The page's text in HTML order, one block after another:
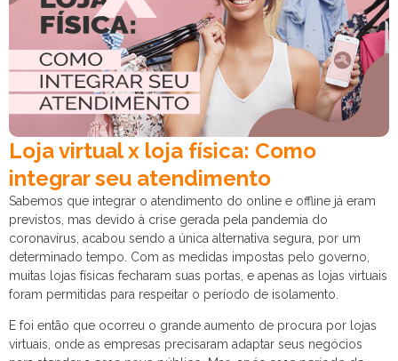
Loja virtual x loja física: Como
integrar seu atendimento
Sabemos que integrar o atendimento do online e offline já eram
previstos, mas devido à crise gerada pela pandemia do
coronavírus, acabou sendo a única alternativa segura, por um
determinado tempo. Com as medidas impostas pelo governo,
muitas lojas físicas fecharam suas portas, e apenas as lojas virtuais
foram permitidas para respeitar o período de isolamento.
E foi então que ocorreu o grande aumento de procura por lojas
virtuais, onde as empresas precisaram adaptar seus negócios